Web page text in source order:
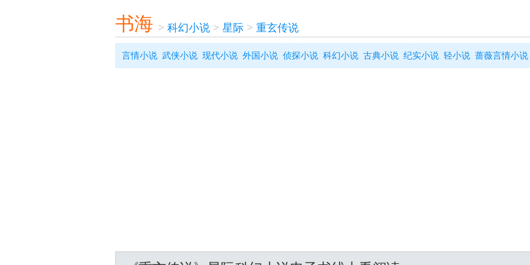
书海 > 科幻小说> 星际> 重玄传说
言情小说 武侠小说 现代小说 外国小说 侦探小说 科幻小说 古典小说 纪实小说 轻小说 蔷薇言情小说